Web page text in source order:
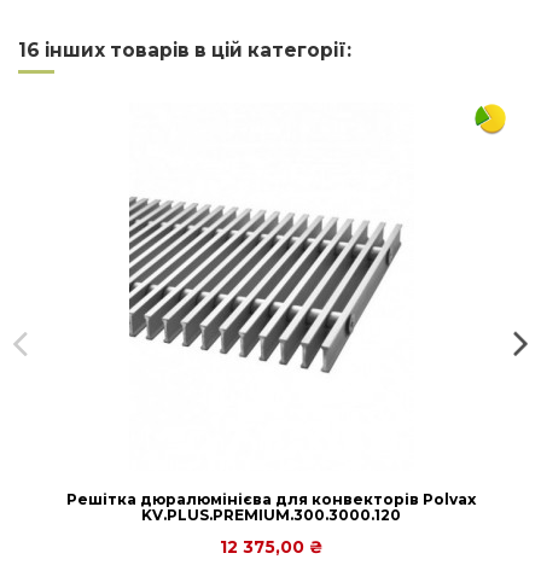
Ширина
230
16 інших товарів в цій категорії:
Решітка дюралюмінієва для конвекторів Polvax
KV.PLUS.PREMIUM.300.3000.120
12 375,00 ₴